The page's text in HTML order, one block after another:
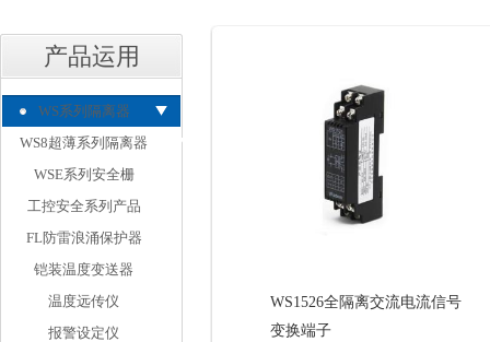
产品运用
WS系列隔离器
WS8超薄系列隔离器
WSE系列安全栅
工控安全系列产品
FL防雷浪涌保护器
铠装温度变送器
温度远传仪
报警设定仪
WS1526全隔离交流电流信号
变换端子